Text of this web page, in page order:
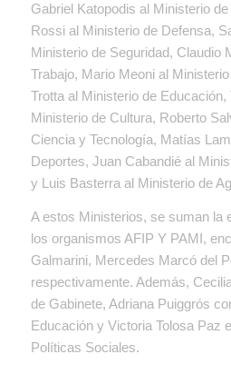
Gabriel Katopodis al Ministerio
Rossi al Ministerio de Defensa,
Ministerio de Seguridad, Claudio
Trabajo, Mario Meoni al
Trotta al Ministerio de Educación,
Ministerio de Cultura, Roberto
Ciencia y Tecnología, Matías
Deportes, Juan Cabandié al
y Luis Basterra al Ministerio de
A estos Ministerios, se suman la
los organismos AFIP Y PAMI,
Galmarini, Mercedes Marcó del
respectivamente. Además,
de Gabinete, Adriana Puiggrós
Educación y Victoria Tolosa Paz
Políticas Sociales.